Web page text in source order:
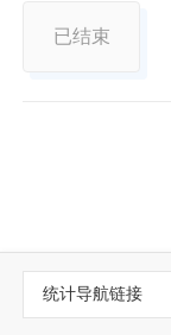
已结束
统计导航链接